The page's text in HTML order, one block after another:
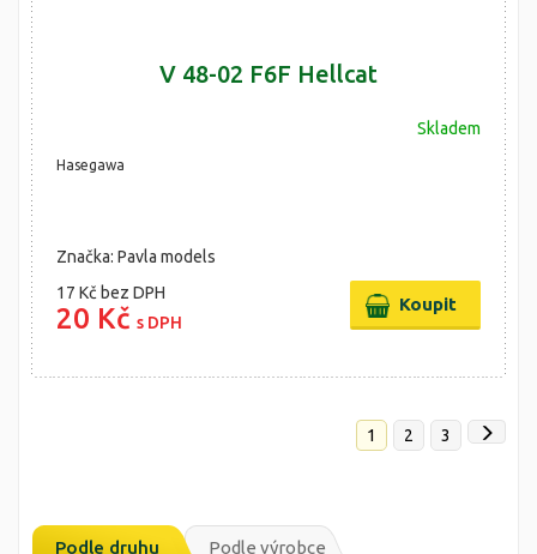
V 48-02 F6F Hellcat
Skladem
Hasegawa
Značka: Pavla models
17 Kč bez DPH
20 Kč s DPH
1 2 3
Podle druhu Podle výrobce